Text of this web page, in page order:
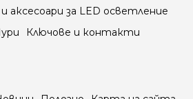
аксесоари за LED осветление
Ключове и контакти